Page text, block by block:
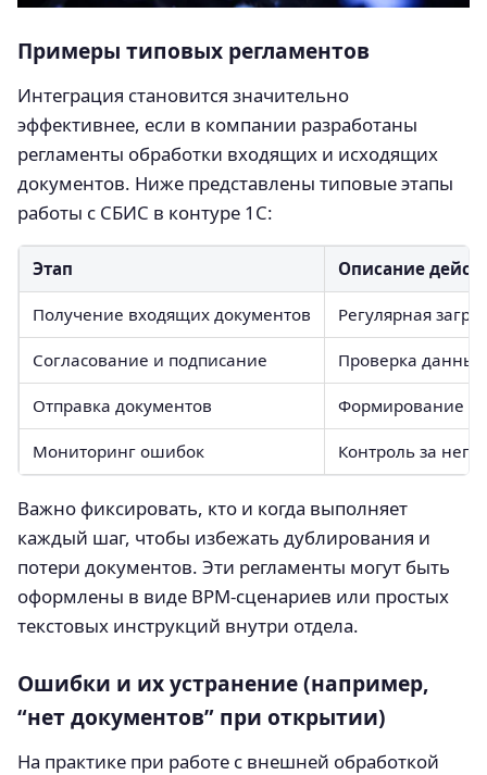
Примеры типовых регламентов
Интеграция становится значительно
эффективнее, если в компании разработаны
регламенты обработки входящих и исходящих
документов. Ниже представлены типовые этапы
работы с СБИС в контуре 1С:
Этап Описание
Получение входящих документов Регулярная
Согласование и подписание Проверка
Отправка документов Формирование
Мониторинг ошибок Контроль за
Важно фиксировать, кто и когда выполняет
каждый шаг, чтобы избежать дублирования и
потери документов. Эти регламенты могут быть
оформлены в виде BPM-сценариев или простых
текстовых инструкций внутри отдела.
Ошибки и их устранение (например,
“нет документов” при открытии)
На практике при работе с внешней обработкой